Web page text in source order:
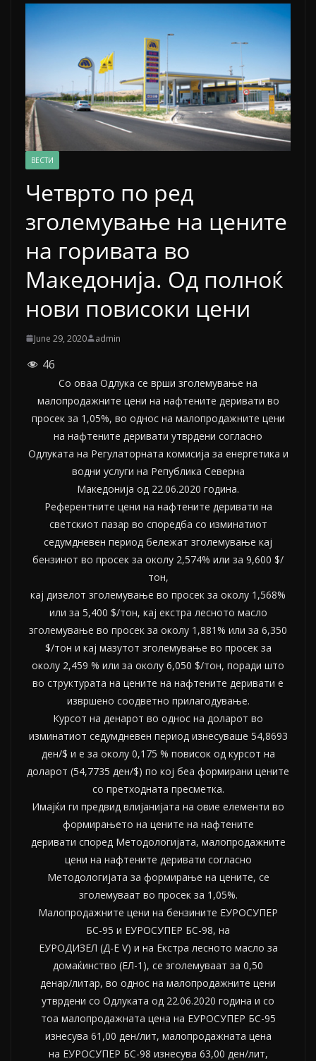
ВЕСТИ
Четврто по ред
зголемување на цените
на горивата во
Mакедонија. Од полноќ
нови повисоки цени
June 29, 2020 admin
46
Со оваа Одлука се врши зголемување на
малопродажните цени на нафтените деривати во
просек за 1,05%, во однос на малопродажните цени
на нафтените деривати утврдени согласно
Одлуката на Регулаторната комисија за енергетика и
водни услуги на Република Северна
Македонија од 22.06.2020 година.
Референтните цени на нафтените деривати на
светскиот пазар во споредба со изминатиот
седумдневен период бележат зголемување кај
бензинот во просек за околу 2,574% или за 9,600 $/
тон,
кај дизелот зголемување во просек за околу 1,568%
или за 5,400 $/тон, кај екстра лесното масло
зголемување во просек за околу 1,881% или за 6,350
$/тон и кај мазутот зголемување во просек за
околу 2,459 % или за околу 6,050 $/тон, поради што
во структурата на цените на нафтените деривати е
извршено соодветно прилагодување.
Курсот на денарот во однос на доларот во
изминатиот седумдневен период изнесуваше 54,8693
ден/$ и е за околу 0,175 % повисок од курсот на
доларот (54,7735 ден/$) по кој беа формирани цените
со претходната пресметка.
Имајќи ги предвид влијанијата на овие елементи во
формирањето на цените на нафтените
деривати според Методологијата, малопродажните
цени на нафтените деривати согласно
Методологијата за формирање на цените, се
зголемуваат во просек за 1,05%.
Малопродажните цени на бензините ЕУРОСУПЕР
БС-95 и ЕУРОСУПЕР БС-98, на
ЕУРОДИЗЕЛ (Д-Е V) и на Екстра лесното масло за
домаќинство (ЕЛ-1), се зголемуваат за 0,50
денар/литар, во однос на малопродажните цени
утврдени со Одлуката од 22.06.2020 година и со
тоа малопродажната цена на ЕУРОСУПЕР БС-95
изнесува 61,00 ден/лит, малопродажната цена
на ЕУРОСУПЕР БС-98 изнесува 63,00 ден/лит,